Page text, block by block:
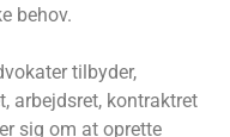
behov.
tilbyder,
arbejdsret, kontraktret
sig om at oprette